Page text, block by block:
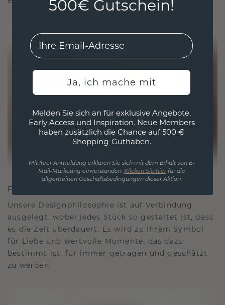
FÜR VERBINDUNGEN GESCHAFFEN
Unsere Designphilosophie ist auf Verbindung
ausgelegt, wobei jedes Stück so gestaltet ist, dass
es die Zeit überdauert. Es wird zu Ihrem Symbol
für Liebe und wertvolle Momente, das dazu
bestimmt ist, für immer getragen und geschätzt
zu werden.
500€ Gutschein!
EMail
Ja, ich mache mit
Melden Sie sich an für exklusive Angebote,
Early Access und Inspiration. Neue Members
haben zusätzlich die Chance auf 500 €
Shopping-Guthaben.
Mit Ihrer Anmeldung erklären Sie sich mit dem Erhalt von E-
Mail-Marketing einverstanden. Klicken Sie hierfür die
allgemeinen Geschäftsbedingungen dieser Aktion.